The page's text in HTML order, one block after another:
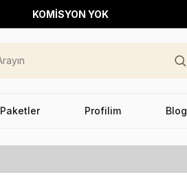
KOMİSYON YOK
Paketler Profilim Blog